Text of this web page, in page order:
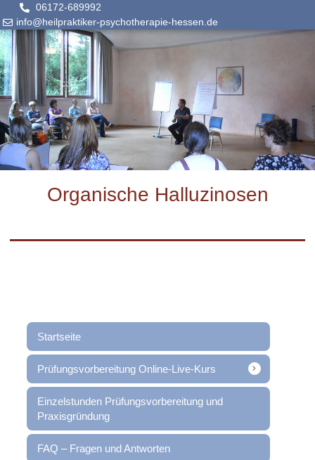
06172-689992
info@heilpraktiker-psychotherapie-hessen.de
Organische Halluzinosen
Startseite
Prüfungsvorbereitung Online-Live-Kurs
Einzelstunden Prüfungsvorbereitung und
Praxisgründung
FAQ – Fragen und Antworten